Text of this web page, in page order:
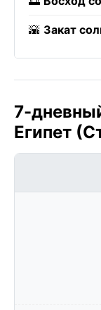
🌇 Закат
7-
Египет